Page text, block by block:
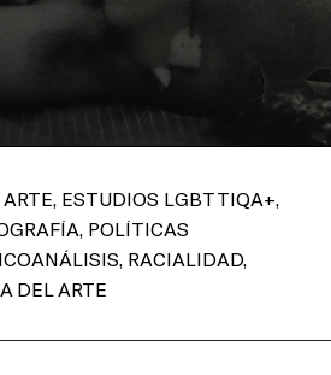
, ESTUDIOS LGBTTIQA+,
, POLÍTICAS
, RACIALIDAD,
DEL ARTE